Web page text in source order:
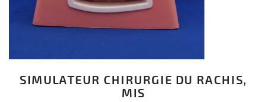
SIMULATEUR CHIRURGIE DU RACHIS,
MIS